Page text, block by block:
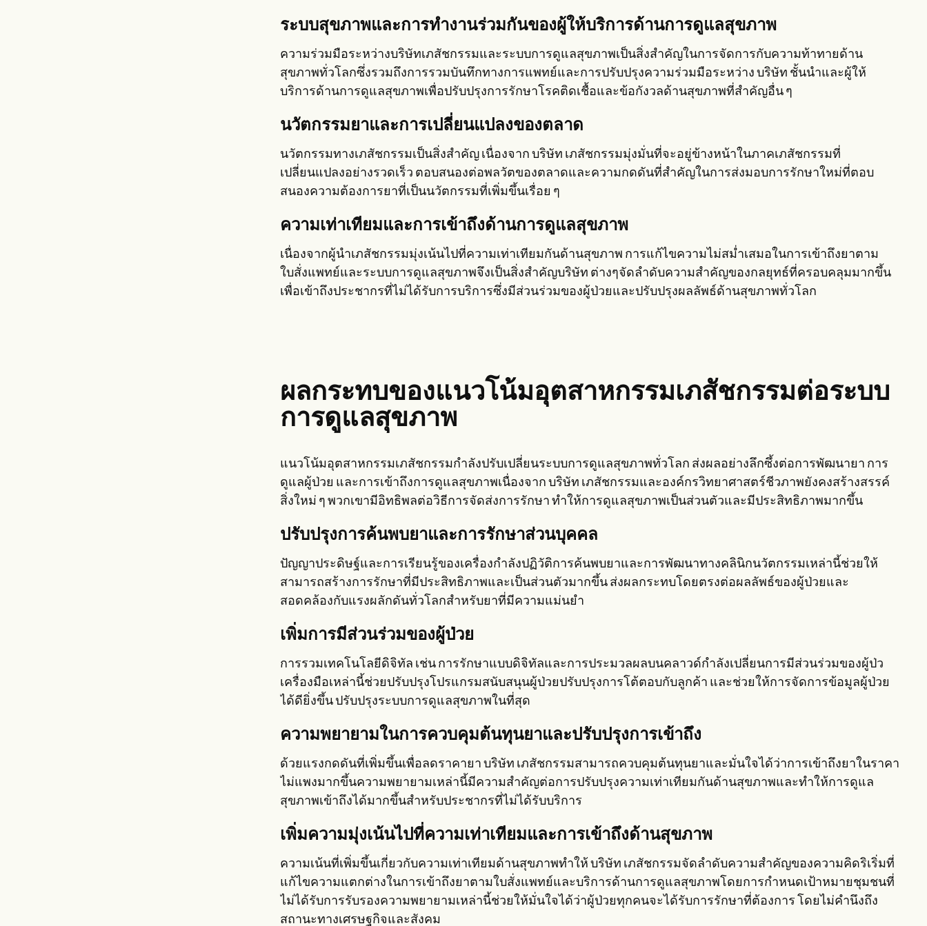
ระบบสุขภาพและการทำงานร่วมกันของผู้ให้บริการด้านการดูแลสุขภาพ
ความร่วมมือระหว่างบริษัทเภสัชกรรมและระบบการดูแลสุขภาพเป็นสิ่งสำคัญในการจัดการกับความท้าทายด้าน
สุขภาพทั่วโลกซึ่งรวมถึงการรวมบันทึกทางการแพทย์และการปรับปรุงความร่วมมือระหว่าง บริษัท ชั้นนำและผู้ให้
บริการด้านการดูแลสุขภาพเพื่อปรับปรุงการรักษาโรคติดเชื้อและข้อกังวลด้านสุขภาพที่สำคัญอื่น ๆ
นวัตกรรมยาและการเปลี่ยนแปลงของตลาด
นวัตกรรมทางเภสัชกรรมเป็นสิ่งสำคัญ เนื่องจาก บริษัท เภสัชกรรมมุ่งมั่นที่จะอยู่ข้างหน้าในภาคเภสัชกรรมที่
เปลี่ยนแปลงอย่างรวดเร็ว ตอบสนองต่อพลวัตของตลาดและความกดดันที่สำคัญในการส่งมอบการรักษาใหม่ที่ตอบ
สนองความต้องการยาที่เป็นนวัตกรรมที่เพิ่มขึ้นเรื่อย ๆ
ความเท่าเทียมและการเข้าถึงด้านการดูแลสุขภาพ
เนื่องจากผู้นำเภสัชกรรมมุ่งเน้นไปที่ความเท่าเทียมกันด้านสุขภาพ การแก้ไขความไม่สม่ำเสมอในการเข้าถึงยาตาม
ใบสั่งแพทย์และระบบการดูแลสุขภาพจึงเป็นสิ่งสำคัญบริษัท ต่างๆจัดลำดับความสำคัญของกลยุทธ์ที่ครอบคลุมมากขึ้น
เพื่อเข้าถึงประชากรที่ไม่ได้รับการบริการซึ่งมีส่วนร่วมของผู้ป่วยและปรับปรุงผลลัพธ์ด้านสุขภาพทั่วโลก
ผลกระทบของแนวโน้มอุตสาหกรรมเภสัชกรรมต่อระบบ
การดูแลสุขภาพ
แนวโน้มอุตสาหกรรมเภสัชกรรมกำลังปรับเปลี่ยนระบบการดูแลสุขภาพทั่วโลก ส่งผลอย่างลึกซึ้งต่อการพัฒนายา การ
ดูแลผู้ป่วย และการเข้าถึงการดูแลสุขภาพเนื่องจาก บริษัท เภสัชกรรมและองค์กรวิทยาศาสตร์ชีวภาพยังคงสร้างสรรค์
สิ่งใหม่ ๆ พวกเขามีอิทธิพลต่อวิธีการจัดส่งการรักษา ทำให้การดูแลสุขภาพเป็นส่วนตัวและมีประสิทธิภาพมากขึ้น
ปรับปรุงการค้นพบยาและการรักษาส่วนบุคคล
ปัญญาประดิษฐ์และการเรียนรู้ของเครื่องกำลังปฏิวัติการค้นพบยาและการพัฒนาทางคลินิกนวัตกรรมเหล่านี้ช่วยให้
สามารถสร้างการรักษาที่มีประสิทธิภาพและเป็นส่วนตัวมากขึ้น ส่งผลกระทบโดยตรงต่อผลลัพธ์ของผู้ป่วยและ
สอดคล้องกับแรงผลักดันทั่วโลกสำหรับยาที่มีความแม่นยำ
เพิ่มการมีส่วนร่วมของผู้ป่วย
การรวมเทคโนโลยีดิจิทัล เช่น การรักษาแบบดิจิทัลและการประมวลผลบนคลาวด์กำลังเปลี่ยนการมีส่วนร่วมของผู้ป่ว
เครื่องมือเหล่านี้ช่วยปรับปรุงโปรแกรมสนับสนุนผู้ป่วยปรับปรุงการโต้ตอบกับลูกค้า และช่วยให้การจัดการข้อมูลผู้ป่วย
ได้ดียิ่งขึ้น ปรับปรุงระบบการดูแลสุขภาพในที่สุด
ความพยายามในการควบคุมต้นทุนยาและปรับปรุงการเข้าถึง
ด้วยแรงกดดันที่เพิ่มขึ้นเพื่อลดราคายา บริษัท เภสัชกรรมสามารถควบคุมต้นทุนยาและมั่นใจได้ว่าการเข้าถึงยาในราคา
ไม่แพงมากขึ้นความพยายามเหล่านี้มีความสำคัญต่อการปรับปรุงความเท่าเทียมกันด้านสุขภาพและทำให้การดูแล
สุขภาพเข้าถึงได้มากขึ้นสำหรับประชากรที่ไม่ได้รับบริการ
เพิ่มความมุ่งเน้นไปที่ความเท่าเทียมและการเข้าถึงด้านสุขภาพ
ความเน้นที่เพิ่มขึ้นเกี่ยวกับความเท่าเทียมด้านสุขภาพทำให้ บริษัท เภสัชกรรมจัดลำดับความสำคัญของความคิดริเริ่มที่
แก้ไขความแตกต่างในการเข้าถึงยาตามใบสั่งแพทย์และบริการด้านการดูแลสุขภาพโดยการกำหนดเป้าหมายชุมชนที่
ไม่ได้รับการรับรองความพยายามเหล่านี้ช่วยให้มั่นใจได้ว่าผู้ป่วยทุกคนจะได้รับการรักษาที่ต้องการ โดยไม่คำนึงถึง
สถานะทางเศรษฐกิจและสังคม